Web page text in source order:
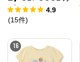
プリ デニムパン
ツ【涼】
4.9
(15件)
16